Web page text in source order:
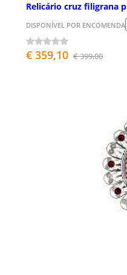
Relicário cruz filigrana
DISPONÍVEL POR ENCOMENDA
€ 359,10 € 399,00